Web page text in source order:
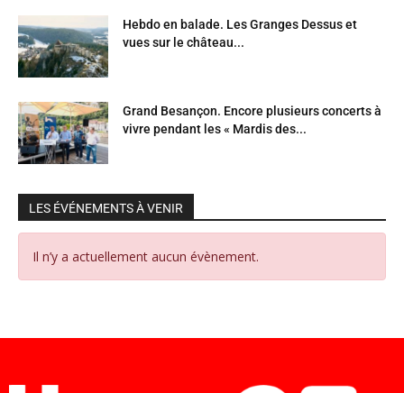
Hebdo en balade. Les Granges Dessus et
vues sur le château...
Grand Besançon. Encore plusieurs concerts à
vivre pendant les « Mardis des...
LES ÉVÉNEMENTS À VENIR
Il n’y a actuellement aucun évènement.